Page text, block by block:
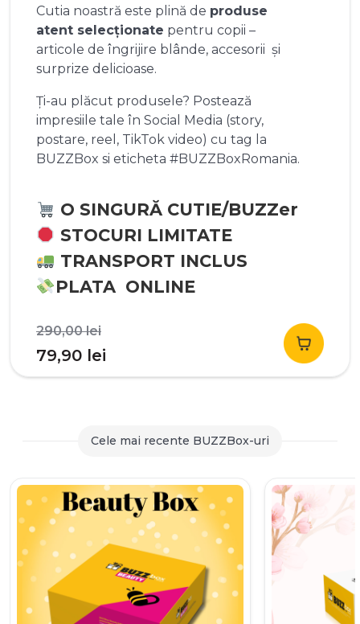
Cutia noastră este plină de produse
atent selecționate pentru copii –
articole de îngrijire blânde, accesorii și
surprize delicioase.
Ți-au plăcut produsele? Postează
impresiile tale în Social Media (story,
postare, reel, TikTok video) cu tag la
BUZZBox si eticheta #BUZZBoxRomania.
O SINGURĂ CUTIE/BUZZer
STOCURI LIMITATE
TRANSPORT INCLUS
PLATA ONLINE
290,00leiPrețul
inițial
a
290,00 lei.
79,90 lei
curent
79,90 lei.
Cele mai recente BUZZBox-uri